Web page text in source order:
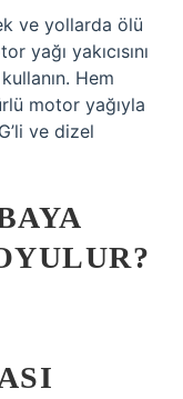
ve yollarda ölü
yağı yakıcısını
Hem
motor yağıyla
ve dizel